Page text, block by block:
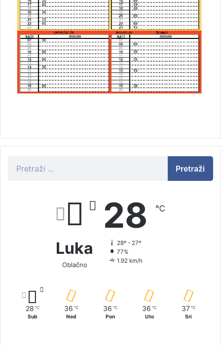
Pretraži
Luka
Oblačno
28 ℃
28º - 27º
77%
1.92 km/h
28 ℃
Sub
36 ℃
Ned
36 ℃
Pon
36 ℃
Uto
37 ℃
Sri